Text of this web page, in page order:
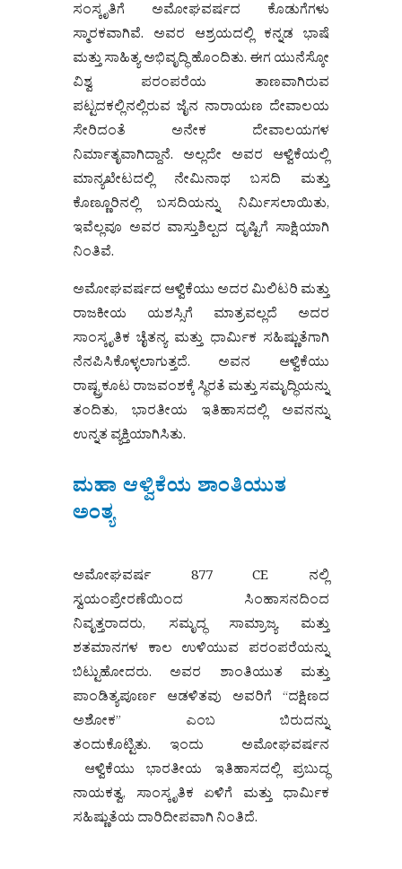
ಸಂಸ್ಕೃತಿಗೆ ಅಮೋಘವರ್ಷದ ಕೊಡುಗೆಗಳು
ಸ್ಮಾರಕವಾಗಿವೆ. ಅವರ ಆಶ್ರಯದಲ್ಲಿ ಕನ್ನಡ ಭಾಷೆ
ಮತ್ತು ಸಾಹಿತ್ಯ ಅಭಿವೃದ್ಧಿ ಹೊಂದಿತು. ಈಗ ಯುನೆಸ್ಕೋ
ವಿಶ್ವ ಪರಂಪರೆಯ ತಾಣವಾಗಿರುವ
ಪಟ್ಟದಕಲ್ಲಿನಲ್ಲಿರುವ ಜೈನ ನಾರಾಯಣ ದೇವಾಲಯ
ಸೇರಿದಂತೆ ಅನೇಕ ದೇವಾಲಯಗಳ
ನಿರ್ಮಾತೃವಾಗಿದ್ದಾನೆ. ಅಲ್ಲದೇ ಅವರ ಆಳ್ವಿಕೆಯಲ್ಲಿ
ಮಾನ್ಯಖೇಟದಲ್ಲಿ ನೇಮಿನಾಥ ಬಸದಿ ಮತ್ತು
ಕೊಣ್ಣೂರಿನಲ್ಲಿ ಬಸದಿಯನ್ನು ನಿರ್ಮಿಸಲಾಯಿತು,
ಇವೆಲ್ಲವೂ ಅವರ ವಾಸ್ತುಶಿಲ್ಪದ ದೃಷ್ಟಿಗೆ ಸಾಕ್ಷಿಯಾಗಿ
ನಿಂತಿವೆ.
ಅಮೋಘವರ್ಷದ ಆಳ್ವಿಕೆಯು ಅದರ ಮಿಲಿಟರಿ ಮತ್ತು
ರಾಜಕೀಯ ಯಶಸ್ಸಿಗೆ ಮಾತ್ರವಲ್ಲದೆ ಅದರ
ಸಾಂಸ್ಕೃತಿಕ ಚೈತನ್ಯ ಮತ್ತು ಧಾರ್ಮಿಕ ಸಹಿಷ್ಣುತೆಗಾಗಿ
ನೆನಪಿಸಿಕೊಳ್ಳಲಾಗುತ್ತದೆ. ಅವನ ಆಳ್ವಿಕೆಯು
ರಾಷ್ಟ್ರಕೂಟ ರಾಜವಂಶಕ್ಕೆ ಸ್ಥಿರತೆ ಮತ್ತು ಸಮೃದ್ಧಿಯನ್ನು
ತಂದಿತು, ಭಾರತೀಯ ಇತಿಹಾಸದಲ್ಲಿ ಅವನನ್ನು
ಉನ್ನತ ವ್ಯಕ್ತಿಯಾಗಿಸಿತು.
ಮಹಾ ಆಳ್ವಿಕೆಯ ಶಾಂತಿಯುತ
ಅಂತ್ಯ
ಅಮೋಘವರ್ಷ 877 CE ನಲ್ಲಿ
ಸ್ವಯಂಪ್ರೇರಣೆಯಿಂದ ಸಿಂಹಾಸನದಿಂದ
ನಿವೃತ್ತರಾದರು, ಸಮೃದ್ಧ ಸಾಮ್ರಾಜ್ಯ ಮತ್ತು
ಶತಮಾನಗಳ ಕಾಲ ಉಳಿಯುವ ಪರಂಪರೆಯನ್ನು
ಬಿಟ್ಟುಹೋದರು. ಅವರ ಶಾಂತಿಯುತ ಮತ್ತು
ಪಾಂಡಿತ್ಯಪೂರ್ಣ ಆಡಳಿತವು ಅವರಿಗೆ “ದಕ್ಷಿಣದ
ಅಶೋಕ” ಎಂಬ ಬಿರುದನ್ನು
ತಂದುಕೊಟ್ಟಿತು. ಇಂದು ಅಮೋಘವರ್ಷನ
ಆಳ್ವಿಕೆಯು ಭಾರತೀಯ ಇತಿಹಾಸದಲ್ಲಿ ಪ್ರಬುದ್ಧ
ನಾಯಕತ್ವ, ಸಾಂಸ್ಕೃತಿಕ ಏಳಿಗೆ ಮತ್ತು ಧಾರ್ಮಿಕ
ಸಹಿಷ್ಣುತೆಯ ದಾರಿದೀಪವಾಗಿ ನಿಂತಿದೆ.